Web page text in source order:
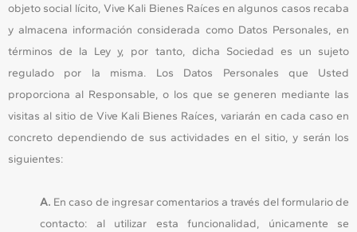
objeto social lícito, Vive Kali Bienes Raíces en algunos casos recaba
y almacena información considerada como Datos Personales, en
términos de la Ley y, por tanto, dicha Sociedad es un sujeto
regulado por la misma. Los Datos Personales que Usted
proporciona al Responsable, o los que se generen mediante las
visitas al sitio de Vive Kali Bienes Raíces, variarán en cada caso en
concreto dependiendo de sus actividades en el sitio, y serán los
siguientes:
A. En caso de ingresar comentarios a través del formulario de
contacto: al utilizar esta funcionalidad, únicamente se